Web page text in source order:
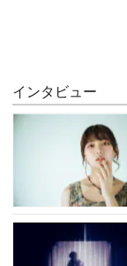
インタビュー